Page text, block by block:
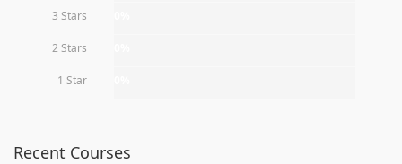
3 Stars
2 Stars
1 Star
Recent Courses